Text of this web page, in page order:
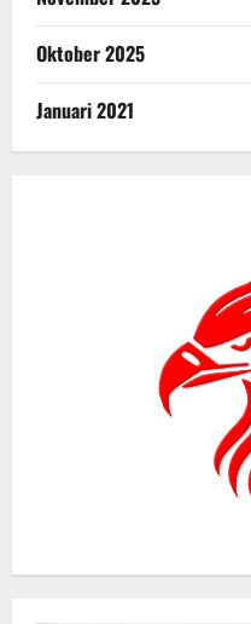
Oktober 2025
Januari 2021